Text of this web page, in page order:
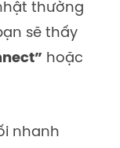
thường
sẽ thấy
hoặc
nhanh